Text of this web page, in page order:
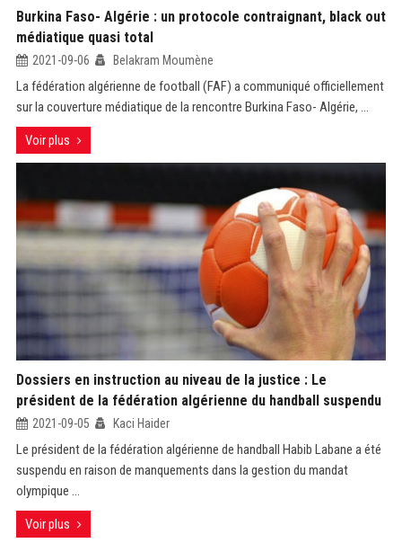
Burkina Faso- Algérie : un protocole contraignant, black out
médiatique quasi total
2021-09-06 Belakram Moumène
La fédération algérienne de football (FAF) a communiqué officiellement
sur la couverture médiatique de la rencontre Burkina Faso- Algérie, ...
Voir plus
Dossiers en instruction au niveau de la justice : Le
président de la fédération algérienne du handball suspendu
2021-09-05 Kaci Haider
Le président de la fédération algérienne de handball Habib Labane a été
suspendu en raison de manquements dans la gestion du mandat
olympique ...
Voir plus